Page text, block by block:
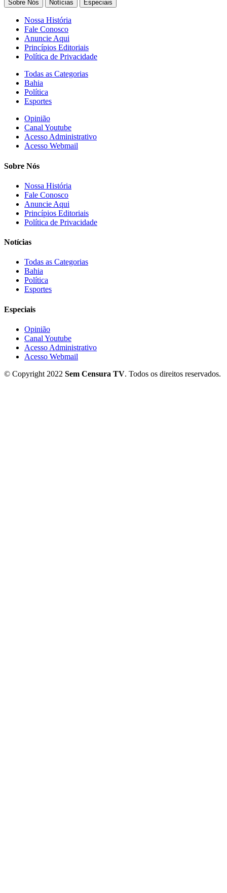
Sobre Nós Notícias Especiais
Nossa História
Fale Conosco
Anuncie Aqui
Princípios Editoriais
Política de Privacidade
Todas as Categorias
Bahia
Política
Esportes
Opinião
Canal Youtube
Acesso Administrativo
Acesso Webmail
Sobre Nós
Nossa História
Fale Conosco
Anuncie Aqui
Princípios Editoriais
Política de Privacidade
Notícias
Todas as Categorias
Bahia
Política
Esportes
Especiais
Opinião
Canal Youtube
Acesso Administrativo
Acesso Webmail
© Copyright 2022 Sem Censura TV. Todos os direitos reservados.